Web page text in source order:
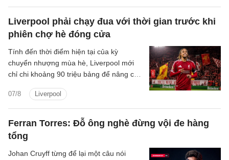
tiền đạo 28 tuổi giờ thậm chí không biết
mình sẽ thi đấu ở đâu trong mùa giải
mới.
Liverpool phải chạy đua với thời gian trước khi
phiên chợ hè đóng cửa
07/8 Liverpool
Tính đến thời điểm hiện tại của kỳ
chuyển nhượng mùa hè, Liverpool mới
chỉ chi khoảng 90 triệu bảng để nâng cấp
Jeremy Jacquet và cầu thủ chạy cánh
Victor Munoz.
Ferran Torres: Đỗ ông nghè đừng vội đe hàng
tổng
Johan Cruyff từng để lại một câu nói